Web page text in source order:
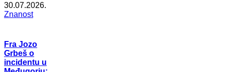
30.07.2026.
Znanost
Fra Jozo
Grbeš o
incidentu u